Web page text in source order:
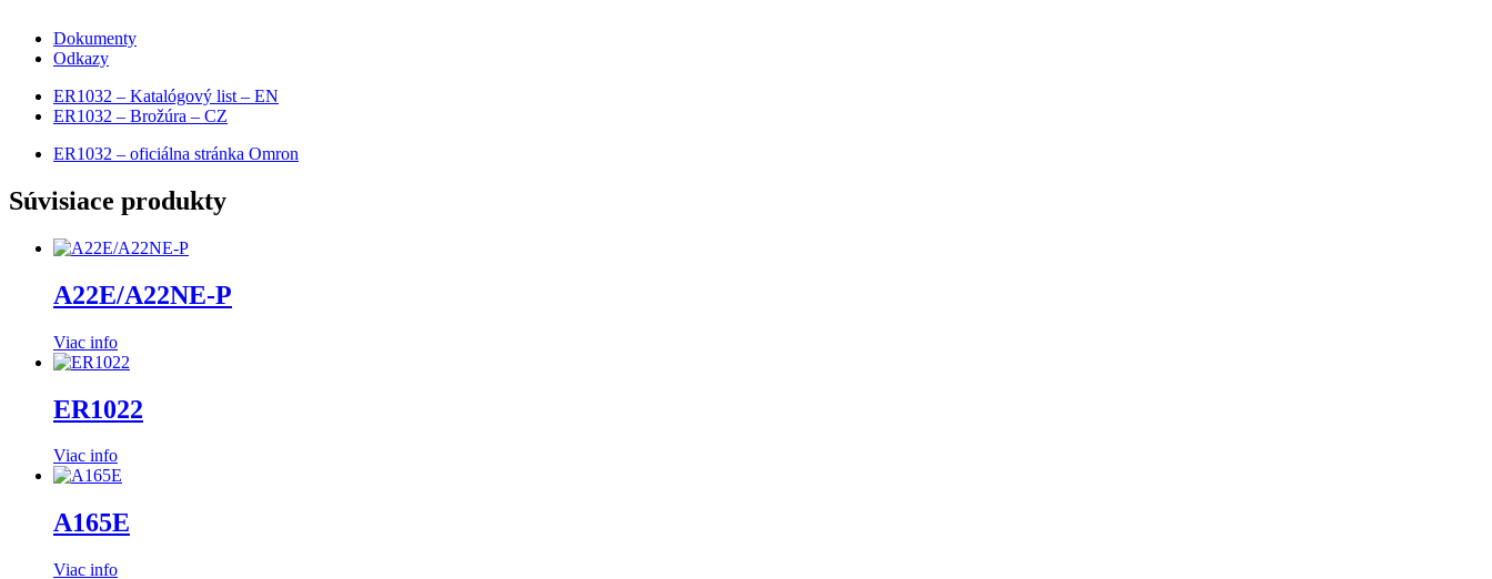
Dokumenty
Odkazy
ER1032 – Katalógový list – EN
ER1032 – Brožúra – CZ
ER1032 – oficiálna stránka Omron
Súvisiace produkty
A22E/A22NE-P
Viac info
ER1022
Viac info
A165E
Viac info